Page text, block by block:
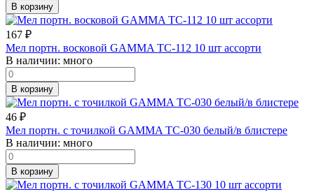
В корзину
167 ₽
Мел портн. восковой GAMMA TC-112 10 шт ассорти
В наличии: много
В корзину
46 ₽
Мел портн. с точилкой GAMMA TC-030 белый/в блистере
В наличии: много
В корзину